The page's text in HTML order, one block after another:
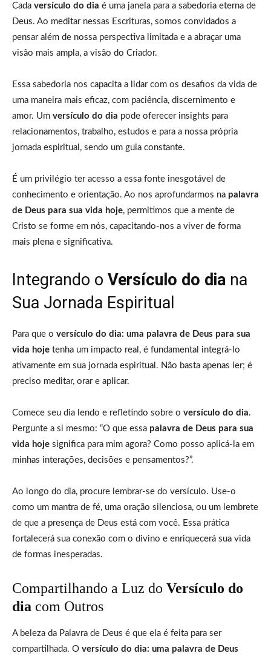
Cada versículo do dia é uma janela para a sabedoria eterna de
Deus. Ao meditar nessas Escrituras, somos convidados a
pensar além de nossa perspectiva limitada e a abraçar uma
visão mais ampla, a visão do Criador.
Essa sabedoria nos capacita a lidar com os desafios da vida de
uma maneira mais eficaz, com paciência, discernimento e
amor. Um versículo do dia pode oferecer insights para
relacionamentos, trabalho, estudos e para a nossa própria
jornada espiritual, sendo um guia constante.
É um privilégio ter acesso a essa fonte inesgotável de
conhecimento e orientação. Ao nos aprofundarmos na palavra
de Deus para sua vida hoje, permitimos que a mente de
Cristo se forme em nós, capacitando-nos a viver de forma
mais plena e significativa.
Integrando o Versículo do dia na
Sua Jornada Espiritual
Para que o versículo do dia: uma palavra de Deus para sua
vida hoje tenha um impacto real, é fundamental integrá-lo
ativamente em sua jornada espiritual. Não basta apenas ler; é
preciso meditar, orar e aplicar.
Comece seu dia lendo e refletindo sobre o versículo do dia.
Pergunte a si mesmo: “O que essa palavra de Deus para sua
vida hoje significa para mim agora? Como posso aplicá-la em
minhas interações, decisões e pensamentos?”.
Ao longo do dia, procure lembrar-se do versículo. Use-o
como um mantra de fé, uma oração silenciosa, ou um lembrete
de que a presença de Deus está com você. Essa prática
fortalecerá sua conexão com o divino e enriquecerá sua vida
de formas inesperadas.
Compartilhando a Luz do Versículo do
dia com Outros
A beleza da Palavra de Deus é que ela é feita para ser
compartilhada. O versículo do dia: uma palavra de Deus